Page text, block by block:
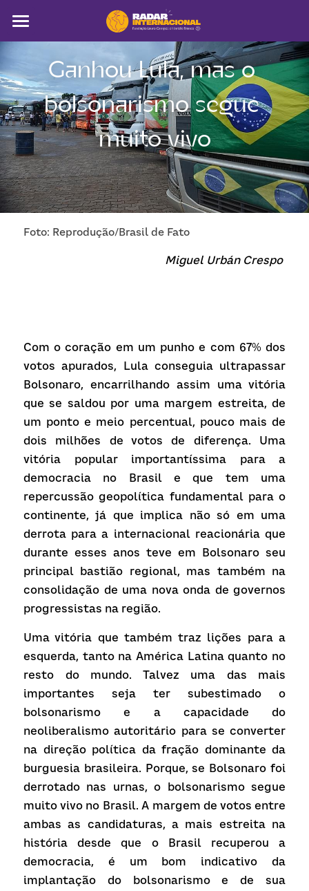
Colunistas
América Latina
Notícias
Artigos
Pega a visão
Busca
Ganhou Lula, mas o
bolsonarismo segue
muito vivo
Foto: Reprodução/Brasil de Fato
Miguel Urbán Crespo
Com o coração em um punho e com 67% dos
votos apurados, Lula conseguia ultrapassar
Bolsonaro, encarrilhando assim uma vitória
que se saldou por uma margem estreita, de
um ponto e meio percentual, pouco mais de
dois milhões de votos de diferença. Uma
vitória popular importantíssima para a
democracia no Brasil e que tem uma
repercussão geopolítica fundamental para o
continente, já que implica não só em uma
derrota para a internacional reacionária que
durante esses anos teve em Bolsonaro seu
principal bastião regional, mas também na
consolidação de uma nova onda de governos
progressistas na região.
Uma vitória que também traz lições para a
esquerda, tanto na América Latina quanto no
resto do mundo. Talvez uma das mais
importantes seja ter subestimado o
bolsonarismo e a capacidade do
neoliberalismo autoritário para se converter
na direção política da fração dominante da
burguesia brasileira. Porque, se Bolsonaro foi
derrotado nas urnas, o bolsonarismo segue
muito vivo no Brasil. A margem de votos entre
ambas as candidaturas, a mais estreita na
história desde que o Brasil recuperou a
democracia, é um bom indicativo da
implantação do bolsonarismo e de sua